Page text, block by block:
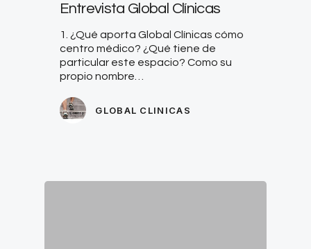
Entrevista Global Clínicas
1. ¿Qué aporta Global Clínicas cómo
centro médico? ¿Qué tiene de
particular este espacio? Como su
propio nombre…
GLOBAL CLINICAS